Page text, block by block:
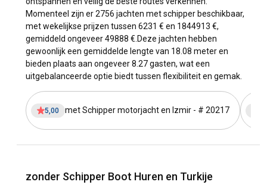
ankerplaatsen rond Ekincik Bay.D-Marin Göcek / Skopea
Marinais de praktische keuze voor korte, beschutte
etappes rond Göcek's Six Bays en Twelve Islands. Ece Saray
Marinain Fethiye past bij routes langs de Lycische kust en
bij een enkele route richting Kekova Roads. Voor de Zee van
Marmara en de Bosporus hoortKalamış & Fenerbahçe
Marinabij korte privétochten vanuit Istanbul. Wiejacht
huren in Bozburunkiest, vaart meestal rustiger, met meer
nadruk op ankerbaaien en bemande houten jachten dan op
lange bareboat etappes.
De gebruikelijke charterstijl is duidelijk. Een bemande
Bodrum, Marmaris, Göcek en Fethiye boog, met crew,
maaltijden en zwemstops als vaste onderdelen van de dag.
Momenteel zijn er 2756 jachten met schipper beschikbaar,
met wekelijkse prijzen tussen 6231 € en 1844913 €,
gemiddeld ongeveer 49888 €.Deze jachten hebben
gewoonlijk een gemiddelde lengte van 18.08 meter en
bieden plaats aan ongeveer 8.27 gasten, wat een
uitgebalanceerde optie biedt tussen flexibiliteit en gemak.
5,00 met Schipper motorjacht en Izmir - # 20217
zonder Schipper Boot Huren en Turkije